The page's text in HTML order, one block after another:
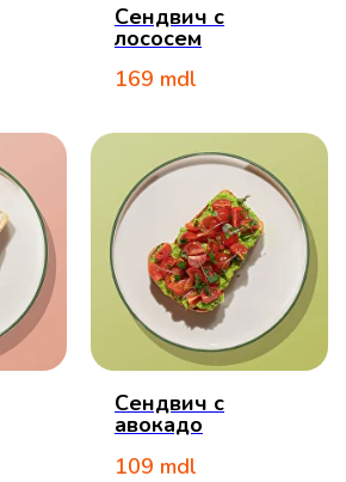
Сендвич с
лососем
169 mdl
Сендвич с
авокадо
109 mdl